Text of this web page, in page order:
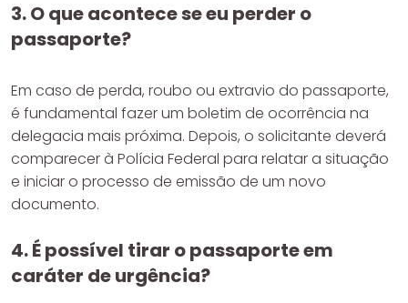
3. O que acontece se eu perder o
passaporte?
Em caso de perda, roubo ou extravio do passaporte,
é fundamental fazer um boletim de ocorrência na
delegacia mais próxima. Depois, o solicitante deverá
comparecer à Polícia Federal para relatar a situação
e iniciar o processo de emissão de um novo
documento.
4. É possível tirar o passaporte em
caráter de urgência?